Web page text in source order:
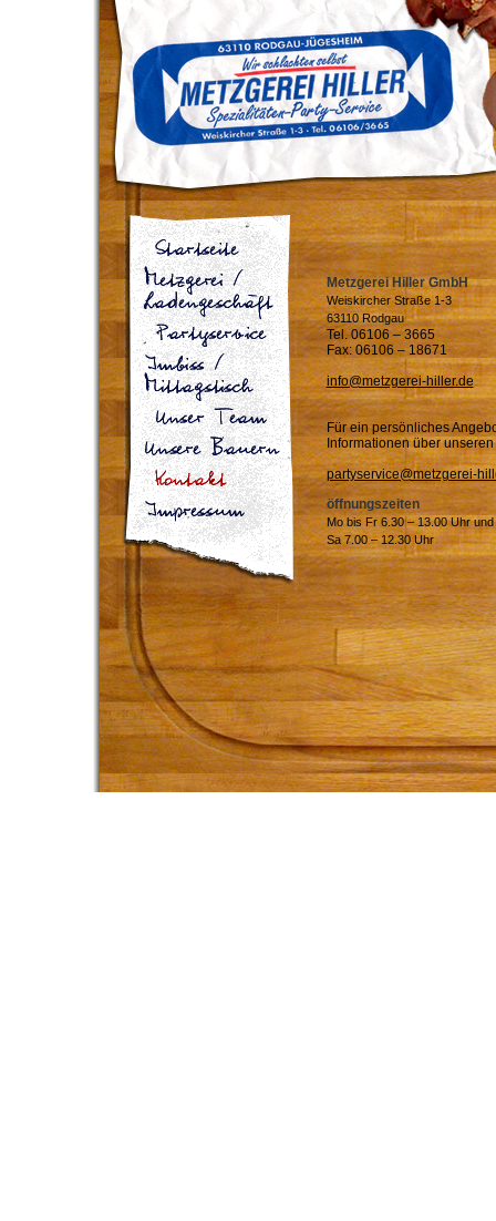
Metzgerei Hiller GmbH
Weiskircher Straße 1-3
63110 Rodgau
Tel. 06106 – 3665
Fax: 06106 – 18671
info@metzgerei-hiller.de
Für ein persönliches
Informationen über
partyservice@metzgerei-
öffnungszeiten
Mo bis Fr 6.30 – 13.00 Uhr
Sa 7.00 – 12.30 Uhr